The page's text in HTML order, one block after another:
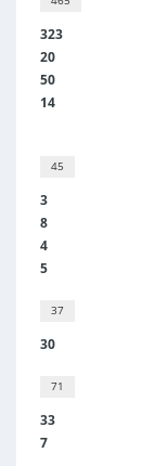
323
20
50
14
45
3
8
4
5
37
30
71
33
7